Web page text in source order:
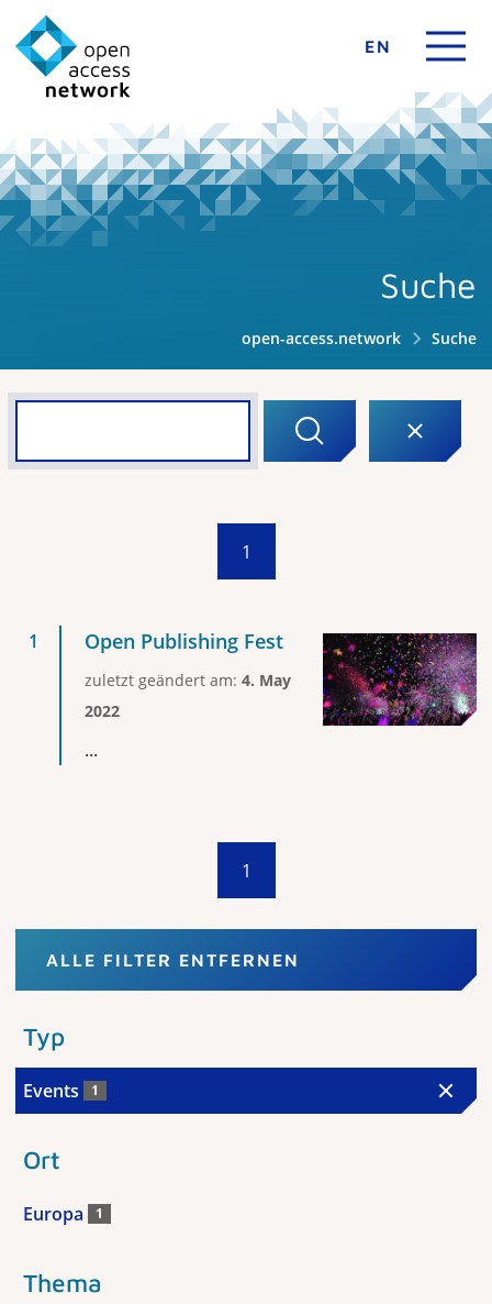
EN
Suche
open-access.network Suche
1
Open Publishing Fest
zuletzt geändert am: 4. May
2022
...
1
ALLE FILTER ENTFERNEN
Typ
Events 1
Ort
Europa 1
Thema